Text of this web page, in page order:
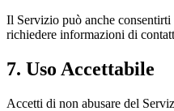
Il Servizio può anche
richiedere informazioni di
7. Uso Accettabile
Accetti di non abusare del